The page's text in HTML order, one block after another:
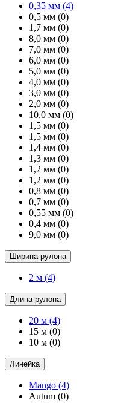
0,35 мм (4)
0,5 мм (0)
1,7 мм (0)
8,0 мм (0)
7,0 мм (0)
6,0 мм (0)
5,0 мм (0)
4,0 мм (0)
3,0 мм (0)
2,0 мм (0)
10,0 мм (0)
1,5 мм (0)
1,5 мм (0)
1,4 мм (0)
1,3 мм (0)
1,2 мм (0)
1,2 мм (0)
0,8 мм (0)
0,7 мм (0)
0,55 мм (0)
0,4 мм (0)
9,0 мм (0)
Ширина рулона
2 м (4)
Длина рулона
20 м (4)
15 м (0)
10 м (0)
Линейка
Mango (4)
Autum (0)